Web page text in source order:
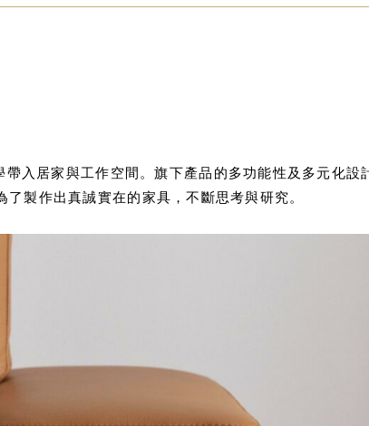
入居家與工作空間。旗下產品的多功能性及多元化
製作出真誠實在的家具，不斷思考與研究。